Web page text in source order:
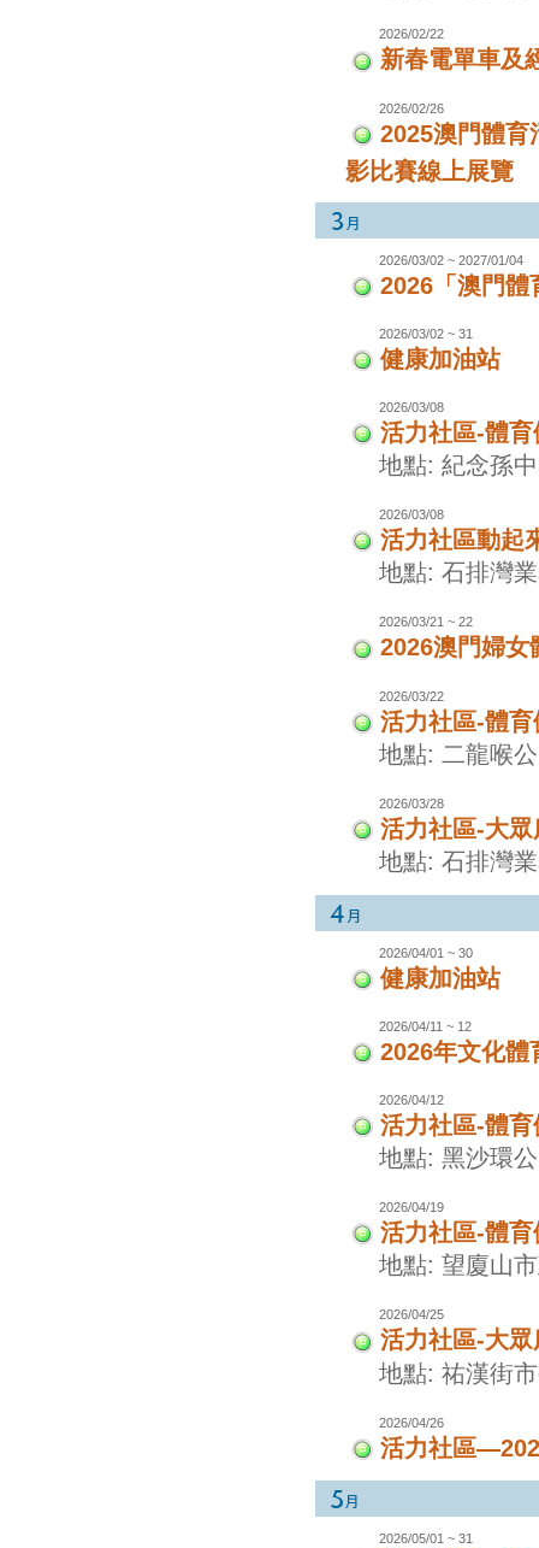
2026/02/22
新春電單車及
2026/02/26
2025澳門體育
影比賽線上展覽
2026/03/02 ~ 2027/01/04
2026「澳門體
2026/03/02 ~ 31
健康加油站
2026/03/08
活力社區-體
地點: 紀念孫
2026/03/08
活力社區動起
地點: 石排灣
2026/03/21 ~ 22
2026澳門婦女
2026/03/22
活力社區-體
地點: 二龍喉
2026/03/28
活力社區-大眾
地點: 石排灣
2026/04/01 ~ 30
健康加油站
2026/04/11 ~ 12
2026年文化體
2026/04/12
活力社區-體
地點: 黑沙環
2026/04/19
活力社區-體
地點: 望廈山
2026/04/25
活力社區-大眾
地點: 祐漢街
2026/04/26
活力社區
2026/05/01 ~ 31